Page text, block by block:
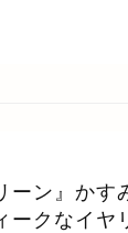
ーン』かす
ークなイヤ